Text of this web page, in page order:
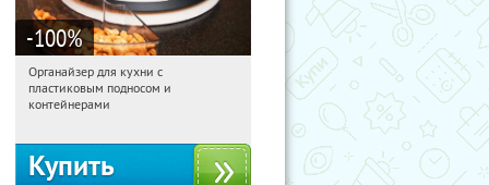
-100%
17:15:49 Получили:
Россия
Органайзер для кухни с
пластиковым подносом и
контейнерами
Купить